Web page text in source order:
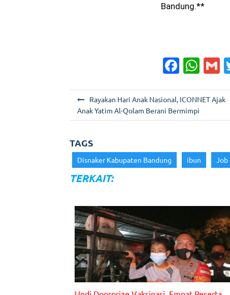
Bandung.**
F
a
c
e
o
o
W
h
a
ts
p
p
l
i
a
p
o
Rayakan Hari Anak Nasional, ICONNET Ajak
Anak Yatim Al-Qolam Berani Bermimpi
TAGS
Disnaker Kabupaten Bandung ibun Job
TERKAIT: